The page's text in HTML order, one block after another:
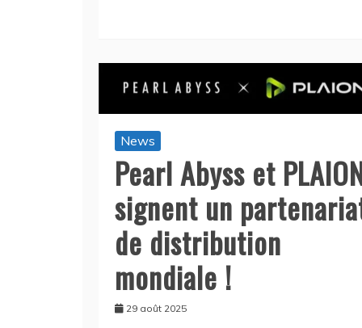
News
Pearl Abyss et
signent un
de distribution
mondiale !
29 août 2025